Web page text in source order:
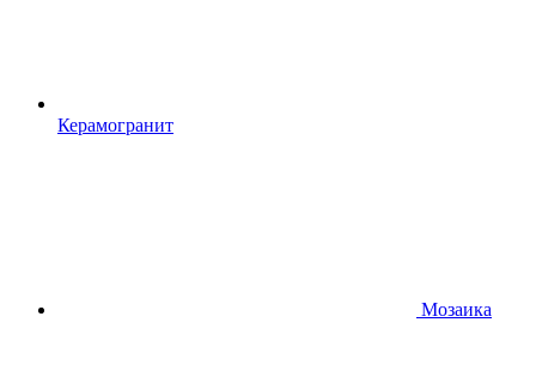
Керамогранит
Мозаика